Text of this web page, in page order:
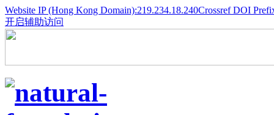
Website IP (Hong Kong Domain):219.234.18.240Crossref DOI
开启辅助访问